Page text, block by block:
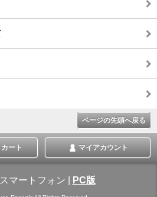
ページの先頭へ戻る
ート マイアカウント
スマートフォン PC版